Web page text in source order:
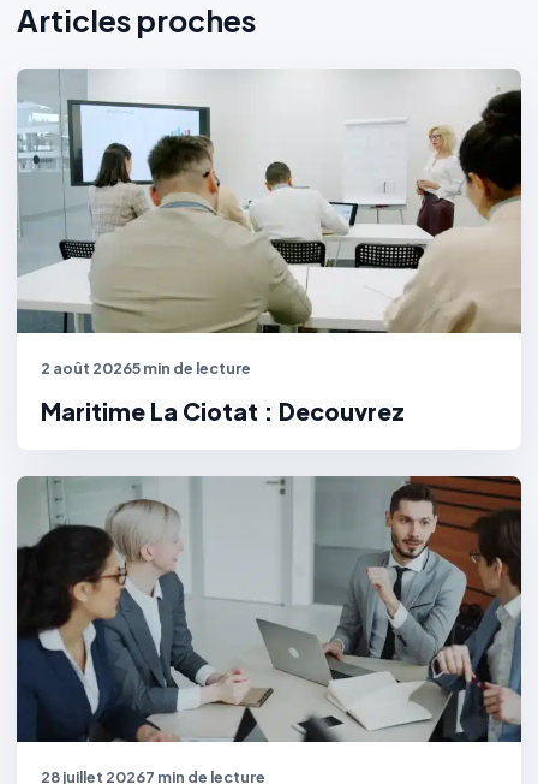
Articles proches
2 août 20265 min de lecture
Maritime La Ciotat : Decouvrez
28 juillet 20267 min de lecture